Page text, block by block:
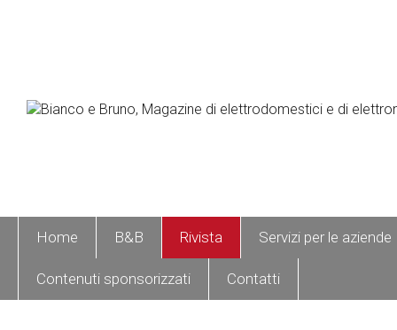
Home B&B Rivista Servizi per le aziende
Contenuti sponsorizzati Contatti